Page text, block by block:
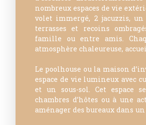
nombreux espaces de vie
volet immergé, 2 jacuzzis, un
terrasses et recoins
famille ou entre amis.
atmosphère chaleureuse,
Le poolhouse ou la maison
espace de vie lumineux avec
et un sous-sol. Cet espace
chambres d’hôtes ou à une
aménager des bureaux dans